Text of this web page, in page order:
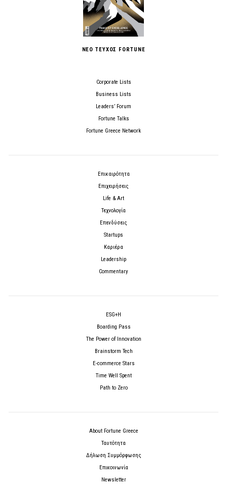
ΝΕΟ ΤΕΥΧΟΣ FORTUNE
Corporate Lists
Business Lists
Leaders’ Forum
Fortune Talks
Fortune Greece Network
Επικαιρότητα
Επιχειρήσεις
Life & Art
Τεχνολογία
Επενδύσεις
Startups
Καριέρα
Leadership
Commentary
ESG+H
Boarding Pass
The Power of Innovation
Brainstorm Tech
E-commerce Stars
Time Well Spent
Path to Zero
About Fortune Greece
Ταυτότητα
Δήλωση Συμμόρφωσης
Επικοινωνία
Newsletter